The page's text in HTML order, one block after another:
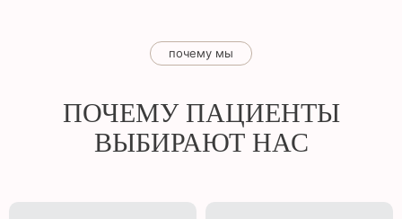
почему мы
ПОЧЕМУ ПАЦИЕНТЫ
ВЫБИРАЮТ НАС